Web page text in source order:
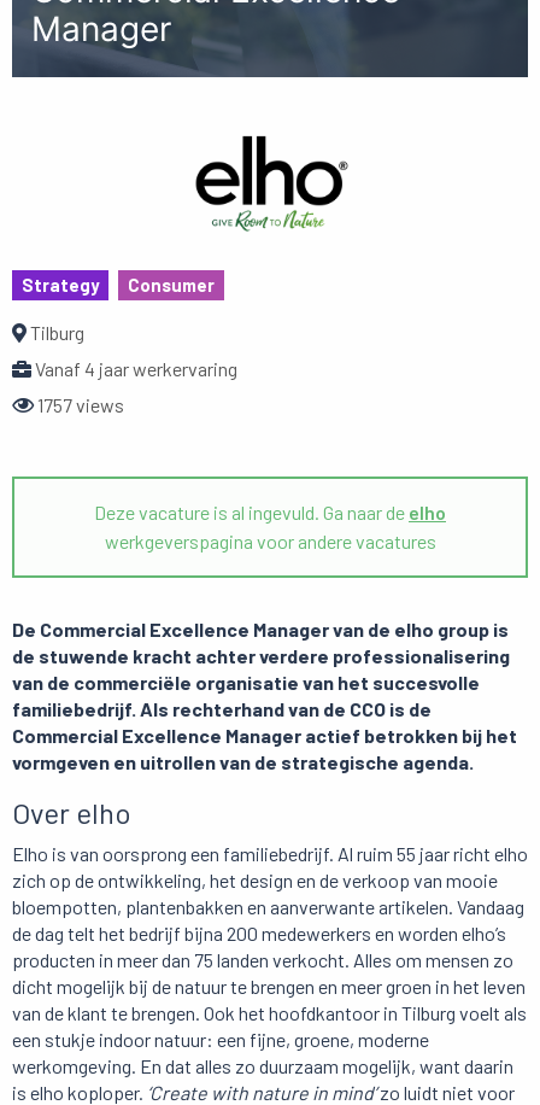
Manager
Strategy Consumer
Tilburg
Vanaf 4 jaar werkervaring
1757 views
Deze vacature is al ingevuld. Ga naar de elho
werkgeverspagina voor andere vacatures
De Commercial Excellence Manager van de elho group is
de stuwende kracht achter verdere professionalisering
van de commerciële organisatie van het succesvolle
familiebedrijf. Als rechterhand van de CCO is de
Commercial Excellence Manager actief betrokken bij het
vormgeven en uitrollen van de strategische agenda.
Over elho
Elho is van oorsprong een familiebedrijf. Al ruim 55 jaar richt elho
zich op de ontwikkeling, het design en de verkoop van mooie
bloempotten, plantenbakken en aanverwante artikelen. Vandaag
de dag telt het bedrijf bijna 200 medewerkers en worden elho’s
producten in meer dan 75 landen verkocht. Alles om mensen zo
dicht mogelijk bij de natuur te brengen en meer groen in het leven
van de klant te brengen. Ook het hoofdkantoor in Tilburg voelt als
een stukje indoor natuur: een fijne, groene, moderne
werkomgeving. En dat alles zo duurzaam mogelijk, want daarin
is elho koploper. ‘Create with nature in mind’zo luidt niet voor